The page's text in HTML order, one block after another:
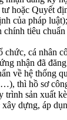
hoặc Quyết
của pháp luật);
chính tiêu
chức, cá nhân
nhận đã
về hệ thống
thì hồ sơ
trình sản xuất
dựng, áp